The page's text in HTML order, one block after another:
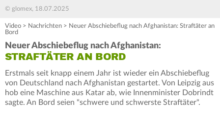
© glomex, 18.07.2025
Video > Nachrichten > Neuer Abschiebeflug nach Afghanistan: Straftäter an
Bord
Neuer Abschiebeflug nach Afghanistan:
STRAFTÄTER AN BORD
Erstmals seit knapp einem Jahr ist wieder ein Abschiebeflug
von Deutschland nach Afghanistan gestartet. Von Leipzig aus
hob eine Maschine aus Katar ab, wie Innenminister Dobrindt
sagte. An Bord seien "schwere und schwerste Straftäter".